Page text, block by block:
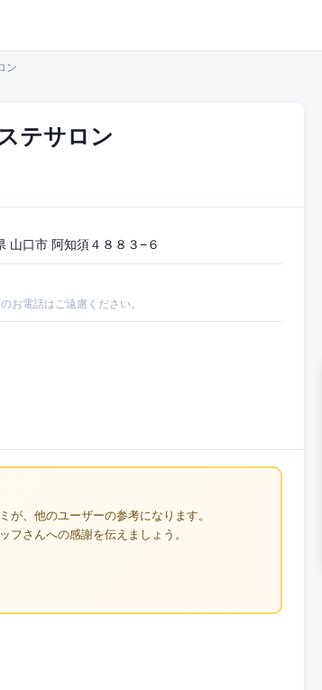
ン
テサロン
口市 阿知須４８８３−６
お電話はご遠慮ください。
が、他のユーザーの参考になります。
フさんへの感謝を伝えましょう。